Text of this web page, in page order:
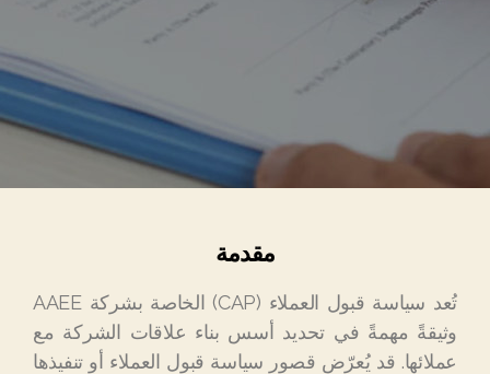
مقدمة
تُعد سياسة قبول العملاء (CAP) الخاصة بشركة AAEE
وثيقةً مهمةً في تحديد أسس بناء علاقات الشركة مع
عملائها. قد يُعرّض قصور سياسة قبول العملاء أو تنفيذها